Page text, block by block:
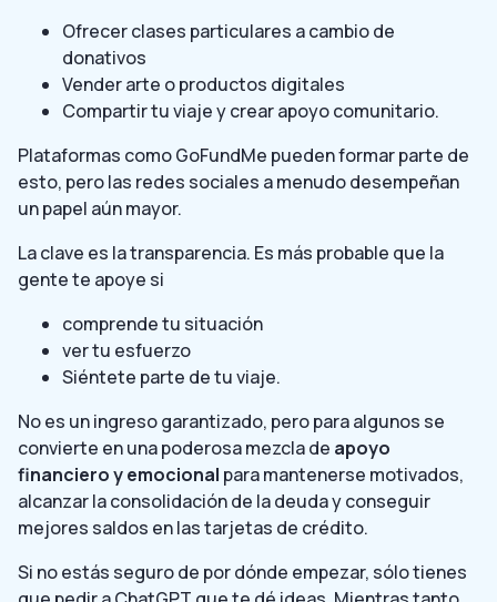
Ofrecer clases particulares a cambio de
donativos
Vender arte o productos digitales
Compartir tu viaje y crear apoyo comunitario.
Plataformas como GoFundMe pueden formar parte de
esto, pero las redes sociales a menudo desempeñan
un papel aún mayor.
La clave es la transparencia. Es más probable que la
gente te apoye si
comprende tu situación
ver tu esfuerzo
Siéntete parte de tu viaje.
No es un ingreso garantizado, pero para algunos se
convierte en una poderosa mezcla de apoyo
financiero y emocional para mantenerse motivados,
alcanzar la consolidación de la deuda y conseguir
mejores saldos en las tarjetas de crédito.
Si no estás seguro de por dónde empezar, sólo tienes